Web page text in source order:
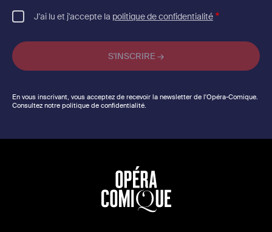
J'ai lu et j'accepte la politique de confidentialité
En vous inscrivant, vous acceptez de recevoir la newsletter de l'Opéra-Comique.
Consultez notre politique de confidentialité.